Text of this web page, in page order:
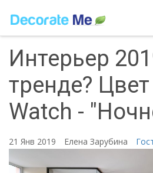
Интерьер
тренде?
Watch -
21 Янв 2019 Елена Зарубина